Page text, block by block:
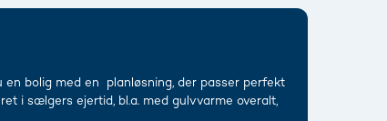
bolig med en planløsning, der passer perfekt
i sælgers ejertid, bl.a. med gulvvarme overalt,